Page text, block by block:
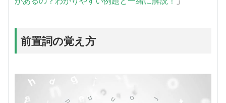
前置詞の覚え方